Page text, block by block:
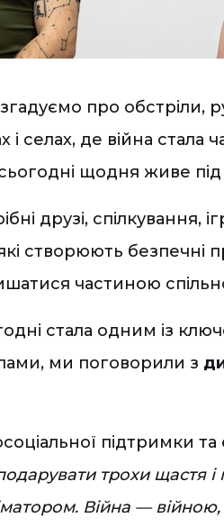
про обстріли,
де війна стала
щодня живе під
друзі, спілкування,
створюють безпечні
частиною
стала одним із
ми поговорили з
підтримки
трохи щастя
Війна —